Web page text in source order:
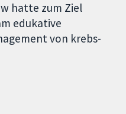
hatte zum Ziel
edukative
von krebs-